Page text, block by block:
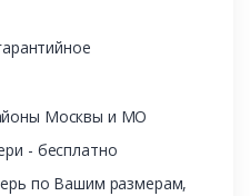
Москвы и МО
- бесплатно
по Вашим размерам,